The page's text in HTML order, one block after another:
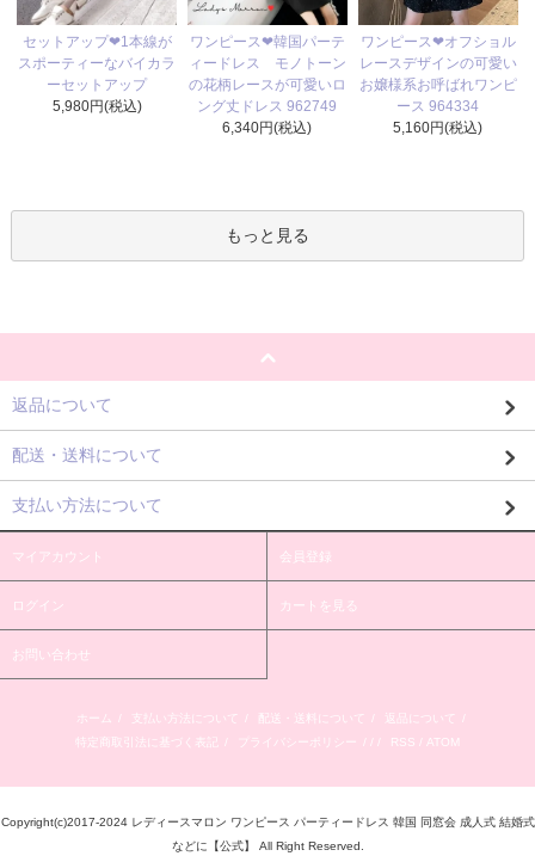
セットアップ❤1本線が
スポーティーなバイカラ
ーセットアップ
5,980円(税込)
ワンピース❤韓国パーテ
ィードレス モノトーン
の花柄レースが可愛いロ
ング丈ドレス 962749
6,340円(税込)
ワンピース❤オフショル
レースデザインの可愛い
お嬢様系お呼ばれワンピ
ース 964334
5,160円(税込)
もっと見る
返品について
配送・送料について
支払い方法について
マイアカウント 会員登録
ログイン カートを見る
お問い合わせ
ホーム / 支払い方法について / 配送・送料について / 返品について
/
特定商取引法に基づく表記 / プライバシーポリシー / / / RSS / ATOM
Copyright(c)2017-2024 レディースマロン ワンピース パーティードレス 韓国 同窓会 成人式 結婚式
などに【公式】 All Right Reserved.